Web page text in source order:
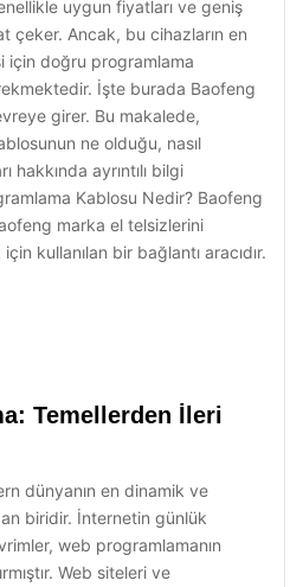
uygun fiyatları ve geniş
çeker. Ancak, bu cihazların en
için doğru programlama
İşte burada Baofeng
girer. Bu makalede,
ne olduğu, nasıl
hakkında ayrıntılı bilgi
Kablosu Nedir? Baofeng
marka el telsizlerini
kullanılan bir bağlantı aracıdır.
Temellerden İleri
dünyanın en dinamik ve
biridir. İnternetin günlük
web programlamanın
Web siteleri ve